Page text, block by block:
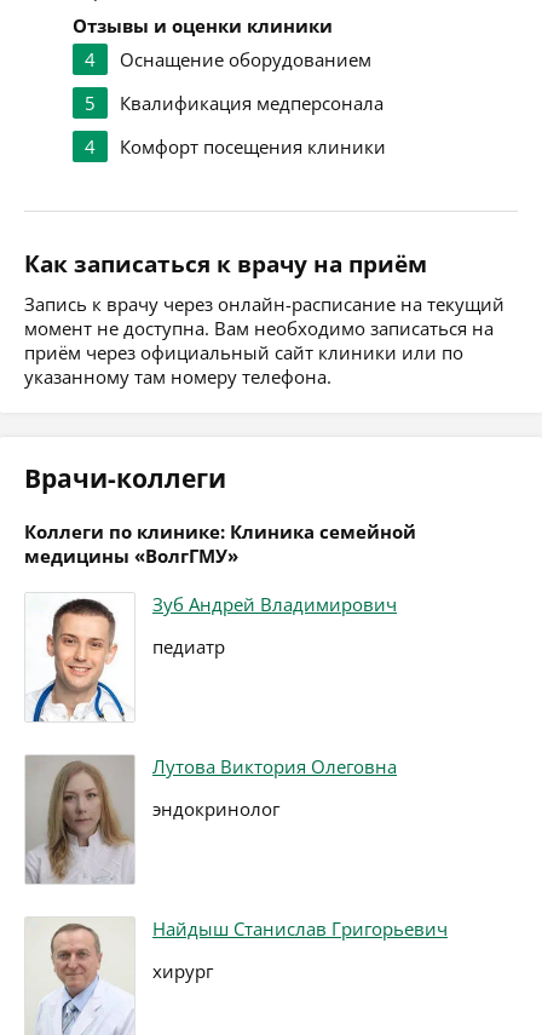
Отзывы и оценки клиники
4
Оснащение оборудованием
5
Квалификация медперсонала
4
Комфорт посещения клиники
Как записаться к врачу на приём
Запись к врачу через онлайн-расписание на текущий
момент не доступна. Вам необходимо записаться на
приём через официальный сайт клиники или по
указанному там номеру телефона.
Врачи-коллеги
Коллеги по клинике: Клиника семейной
медицины «ВолгГМУ»
Зуб Андрей Владимирович
педиатр
Лутова Виктория Олеговна
эндокринолог
Найдыш Станислав Григорьевич
хирург